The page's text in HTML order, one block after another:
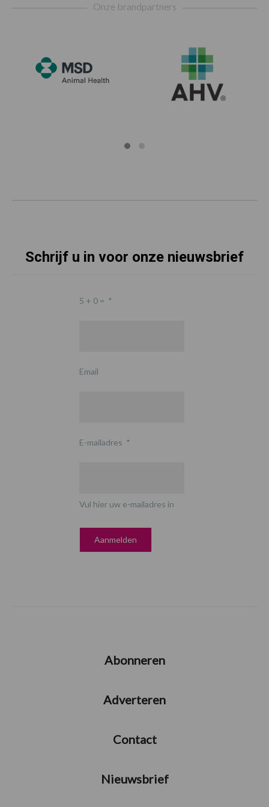
Onze brandpartners
Schrijf u in voor onze nieuwsbrief
5 + 0 = *
Email
E-mailadres *
Vul hier uw e-mailadres in
Abonneren
Adverteren
Contact
Nieuwsbrief